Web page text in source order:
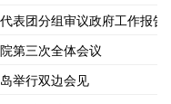
表团分组审议政府工作报告
第三次全体会议
举行双边会见